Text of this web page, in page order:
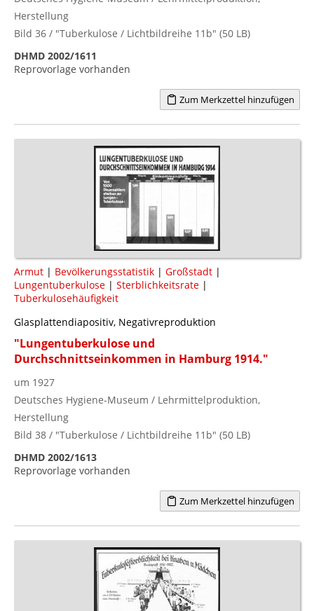
Herstellung
Bild 36 / "Tuberkulose / Lichtbildreihe 11b" (50 LB)
DHMD 2002/1611
Reprovorlage vorhanden
Zum Merkzettel hinzufügen
Armut | Bevölkerungsstatistik | Großstadt |
Lungentuberkulose | Sterblichkeitsrate |
Tuberkulosehäufigkeit
Glasplattendiapositiv, Negativreproduktion
"Lungentuberkulose und
Durchschnittseinkommen in Hamburg 1914."
um 1927
Deutsches Hygiene-Museum / Lehrmittelproduktion,
Herstellung
Bild 38 / "Tuberkulose / Lichtbildreihe 11b" (50 LB)
DHMD 2002/1613
Reprovorlage vorhanden
Zum Merkzettel hinzufügen